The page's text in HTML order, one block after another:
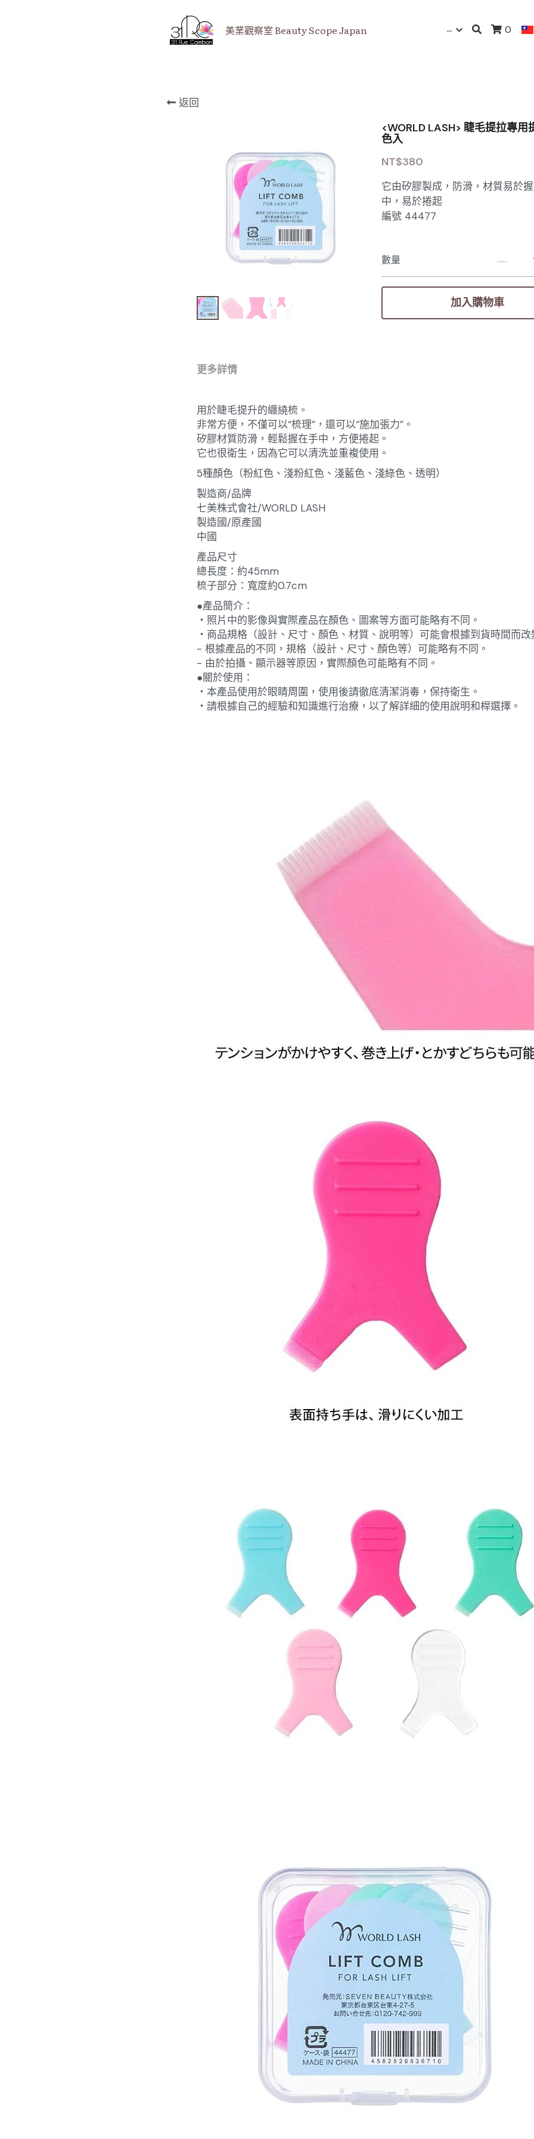
美業觀察室 Beauty Scope Japan … 0
返回
<WORLD LASH> 睫毛提拉專用
色入
NT$380
它由矽膠製成，防滑，材質易於
中，易於捲起
編號 44477
數量
加入購物車
更多詳情
用於睫毛提升的纏繞梳。
非常方便，不僅可以“梳理”，還可以“施加張力”。
矽膠材質防滑，輕鬆握在手中，方便捲起。
它也很衛生，因為它可以清洗並重複使用。
5種顏色（粉紅色、淺粉紅色、淺藍色、淺綠色、透明）
製造商/品牌
七美株式會社/WORLD LASH
製造國/原產國
中國
產品尺寸
總長度：約45mm
梳子部分：寬度約0.7cm
●產品簡介：
・照片中的影像與實際產品在顏色、圖案等方面可能略有不同。
・商品規格（設計、尺寸、顏色、材質、說明等）可能會根據到貨時間而改
- 根據產品的不同，規格（設計、尺寸、顏色等）可能略有不同。
- 由於拍攝、顯示器等原因，實際顏色可能略有不同。
●關於使用：
・本產品使用於眼睛周圍，使用後請徹底清潔消毒，保持衛生。
・請根據自己的經驗和知識進行治療，以了解詳細的使用說明和桿選擇。